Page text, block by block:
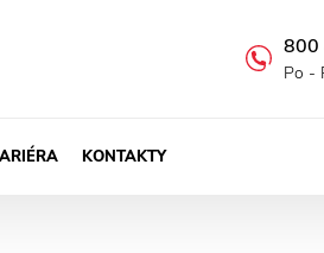
800
Po -
KONTAKTY